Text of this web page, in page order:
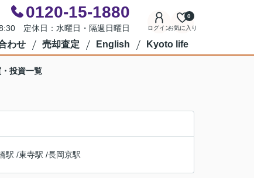
0120-15-1880
定休日：水曜日・隔週日曜日 ログインお気に入り
0
わせ 売却査定 English Kyoto life
投資一覧
駅 /東寺駅 /長岡京駅